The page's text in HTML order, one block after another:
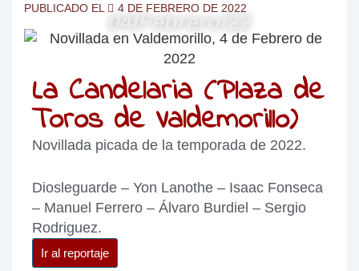
PUBLICADO EL
4 DE FEBRERO DE 2022
04/Febrero/22
La Candelaria (Plaza de
Toros de Valdemorillo)
Novillada picada de la temporada de 2022.
Diosleguarde – Yon Lanothe – Isaac Fonseca
– Manuel Ferrero – Álvaro Burdiel – Sergio
Rodriguez.
Ir al reportaje